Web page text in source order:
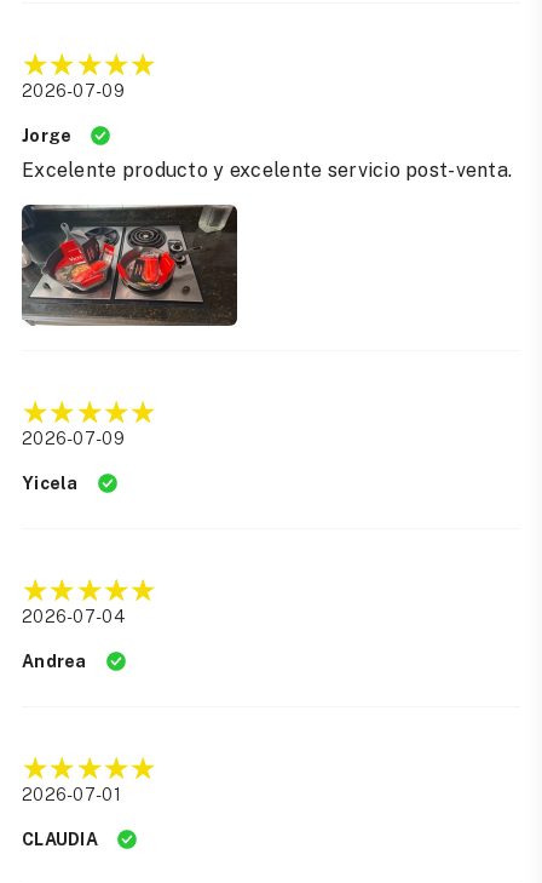
2026-07-09
Jorge
Excelente producto y excelente servicio post-venta.
2026-07-09
Yicela
2026-07-04
Andrea
2026-07-01
CLAUDIA